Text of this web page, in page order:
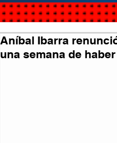
Aníbal Ibarra
una semana de